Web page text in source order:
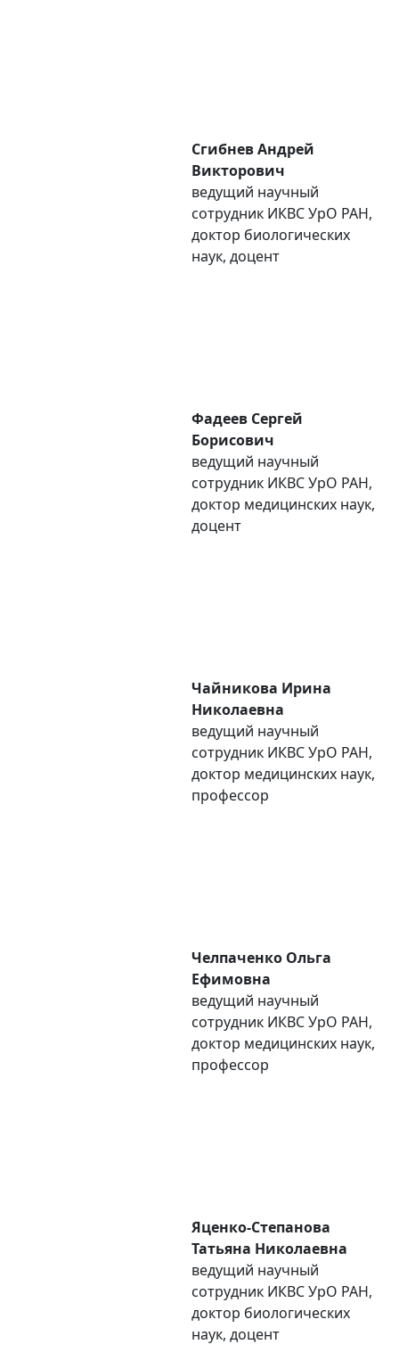
Сгибнев Андрей
Викторович
ведущий научный
сотрудник ИКВС УpO РАН,
доктор биологических
наук, доцент
Фадеев Сергей
Борисович
ведущий научный
сотрудник ИКВС УpO РАН,
доктор медицинских наук,
доцент
Чайникова Ирина
Николаевна
ведущий научный
сотрудник ИКВС УpO РАН,
доктор медицинских наук,
профессор
Челпаченко Ольга
Ефимовна
ведущий научный
сотрудник ИКВС УpO РАН,
доктор медицинских наук,
профессор
Яценко-Степанова
Татьяна Николаевна
ведущий научный
сотрудник ИКВС УpO РАН,
доктор биологических
наук, доцент